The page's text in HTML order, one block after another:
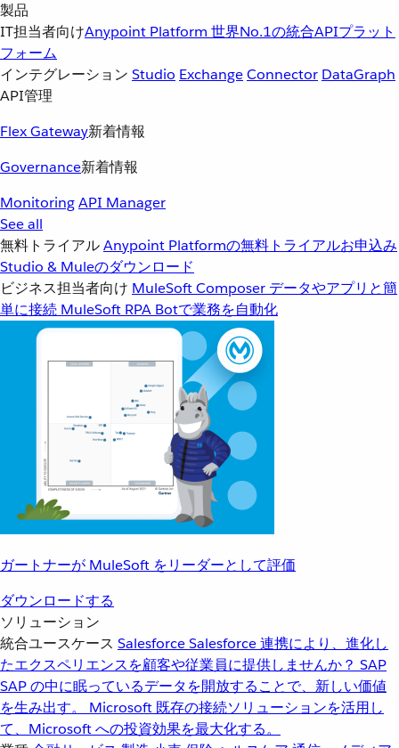
製品
IT担当者向けAnypoint Platform 世界No.1の統合APIプラット
フォーム
インテグレーション Studio ExchangeConnector DataGraph
API管理
Flex Gateway新着情報
Governance新着情報
MonitoringAPI Manager
See all
無料トライアルAnypoint Platformの無料トライアルお申込み
Studio & Muleのダウンロード
ビジネス担当者向け MuleSoft Composer データやアプリと簡
単に接続 MuleSoft RPA Botで業務を自動化
ガートナーが MuleSoft をリーダーとして評価
ダウンロードする
ソリューション
統合ユースケース SalesforceSalesforce 連携により、進化し
たエクスペリエンスを顧客や従業員に提供しませんか？ SAP
SAP の中に眠っているデータを開放することで、新しい価値
を生み出す。
Microsoft 既存の接続ソリューションを活用し
て、Microsoft への投資効果を最大化する。